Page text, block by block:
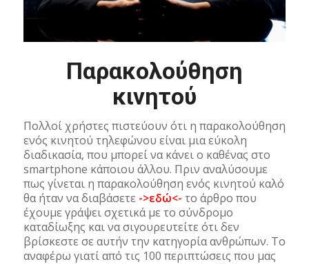
Παρακολούθηση
κινητού
Πολλοί χρήστες πιστεύουν ότι η παρακολούθηση
ενός κινητού τηλεφώνου είναι μια εύκολη
διαδικασία, που μπορεί να κάνει ο καθένας στο
smartphone κάποιου άλλου. Πριν αναλύσουμε
πως γίνεται η παρακολούθηση ενός κινητού καλό
θα ήταν να διαβάσετε ->εδώ<- το άρθρο που
έχουμε γράψει σχετικά με το σύνδρομο
καταδίωξης και να σιγουρευτείτε ότι δεν
βρίσκεστε σε αυτήν την κατηγορία ανθρώπων. Tο
αναφέρω γιατί από τις 100 περιπτώσεις που μας